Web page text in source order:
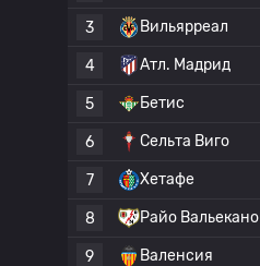
3 Вильярреал
4 Атл. Мадрид
5 Бетис
6 Сельта Виго
7 Хетафе
8 Райо Вальекано
9 Валенсия